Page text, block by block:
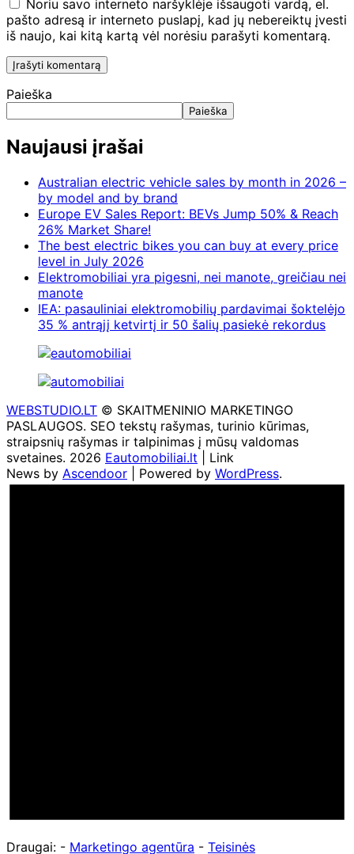
Noriu savo interneto naršyklėje išsaugoti vardą, el.
pašto adresą ir interneto puslapį, kad jų nebereiktų įvesti
iš naujo, kai kitą kartą vėl norėsiu parašyti komentarą.
Paieška
Paieška
Naujausi įrašai
Australian electric vehicle sales by month in 2026 –
by model and by brand
Europe EV Sales Report: BEVs Jump 50% & Reach
26% Market Share!
The best electric bikes you can buy at every price
level in July 2026
Elektromobiliai yra pigesni, nei manote, greičiau nei
manote
IEA: pasauliniai elektromobilių pardavimai šoktelėjo
35 % antrąjį ketvirtį ir 50 šalių pasiekė rekordus
WEBSTUDIO.LT © SKAITMENINIO MARKETINGO
PASLAUGOS. SEO tekstų rašymas, turinio kūrimas,
straipsnių rašymas ir talpinimas į mūsų valdomas
svetaines. 2026 Eautomobiliai.lt | Link
News by Ascendoor | Powered by WordPress.
Draugai: - Marketingo agentūra - Teisinės